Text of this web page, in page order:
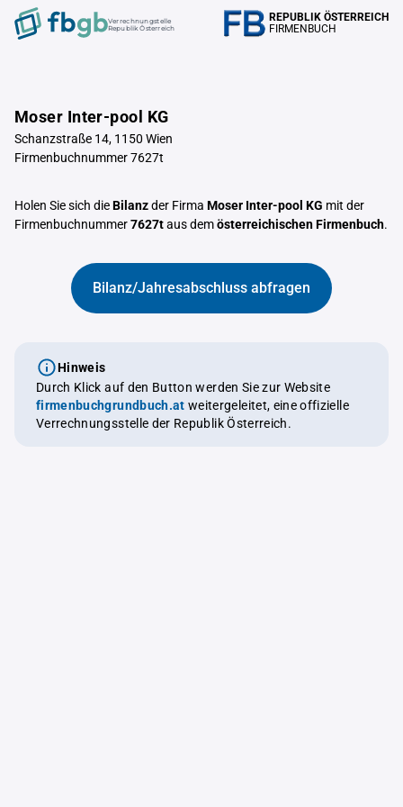
Verrechnungstelle
Republik Österreich
REPUBLIK ÖSTERREICH
FIRMENBUCH
Moser Inter-pool KG
Schanzstraße 14, 1150 Wien
Firmenbuchnummer 7627t
Holen Sie sich dieBilanzder Firma Moser Inter-pool KG mit der
Firmenbuchnummer7627taus demösterreichischen Firmenbuch.
Bilanz/Jahresabschluss abfragen
Hinweis
Durch Klick auf den Button werden Sie zur Website
firmenbuchgrundbuch.at weitergeleitet, eine offizielle
Verrechnungsstelle der Republik Österreich.